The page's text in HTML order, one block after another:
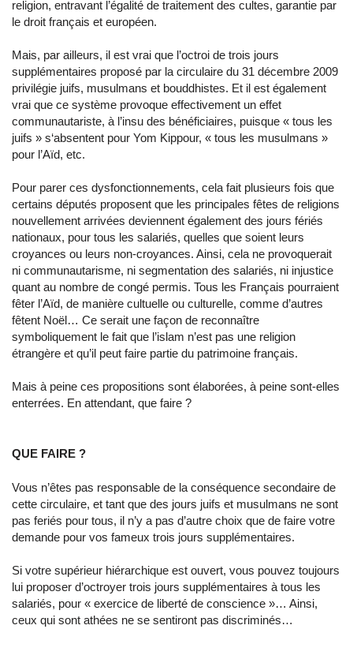
religion, entravant l’égalité de traitement des cultes, garantie par
le droit français et européen.
Mais, par ailleurs, il est vrai que l’octroi de trois jours
supplémentaires proposé par la circulaire du 31 décembre 2009
privilégie juifs, musulmans et bouddhistes. Et il est également
vrai que ce système provoque effectivement un effet
communautariste, à l’insu des bénéficiaires, puisque « tous les
juifs » s‘absentent pour Yom Kippour, « tous les musulmans »
pour l’Aïd, etc.
Pour parer ces dysfonctionnements, cela fait plusieurs fois que
certains députés proposent que les principales fêtes de religions
nouvellement arrivées deviennent également des jours fériés
nationaux, pour tous les salariés, quelles que soient leurs
croyances ou leurs non-croyances. Ainsi, cela ne provoquerait
ni communautarisme, ni segmentation des salariés, ni injustice
quant au nombre de congé permis. Tous les Français pourraient
fêter l’Aïd, de manière cultuelle ou culturelle, comme d’autres
fêtent Noël… Ce serait une façon de reconnaître
symboliquement le fait que l’islam n’est pas une religion
étrangère et qu’il peut faire partie du patrimoine français.
Mais à peine ces propositions sont élaborées, à peine sont-elles
enterrées. En attendant, que faire ?
QUE FAIRE ?
Vous n’êtes pas responsable de la conséquence secondaire de
cette circulaire, et tant que des jours juifs et musulmans ne sont
pas feriés pour tous, il n’y a pas d’autre choix que de faire votre
demande pour vos fameux trois jours supplémentaires.
Si votre supérieur hiérarchique est ouvert, vous pouvez toujours
lui proposer d’octroyer trois jours supplémentaires à tous les
salariés, pour « exercice de liberté de conscience »… Ainsi,
ceux qui sont athées ne se sentiront pas discriminés…